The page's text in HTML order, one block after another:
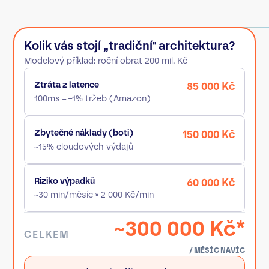
Kolik vás stojí „tradiční" architektura?
Modelový příklad: roční obrat 200 mil. Kč
Ztráta z latence
100ms = −1% tržeb (Amazon)
85 000 Kč
Zbytečné náklady (boti)
~15% cloudových výdajů
150 000 Kč
Riziko výpadků
~30 min/měsíc × 2 000 Kč/min
60 000 Kč
CELKEM ~300 000 Kč*
/ MĚSÍC NAVÍC